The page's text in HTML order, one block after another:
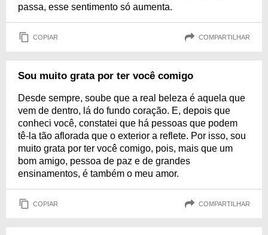
passa, esse sentimento só aumenta.
COPIAR COMPARTILHAR
Sou muito grata por ter você comigo
Desde sempre, soube que a real beleza é aquela que
vem de dentro, lá do fundo coração. E, depois que
conheci você, constatei que há pessoas que podem
tê-la tão aflorada que o exterior a reflete. Por isso, sou
muito grata por ter você comigo, pois, mais que um
bom amigo, pessoa de paz e de grandes
ensinamentos, é também o meu amor.
COPIAR COMPARTILHAR